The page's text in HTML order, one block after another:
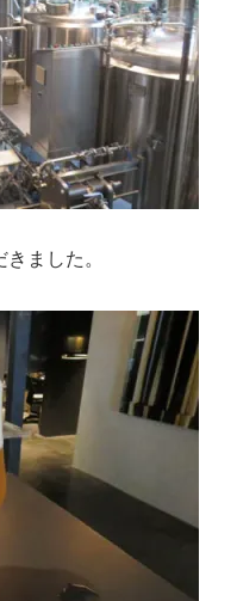
ました。